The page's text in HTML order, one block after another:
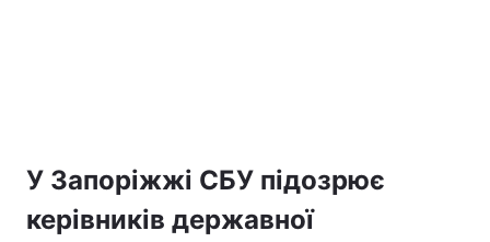
У Запоріжжі СБУ підозрює
керівників державної